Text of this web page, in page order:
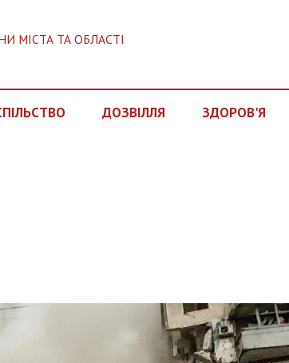
МІСТА ТА ОБЛАСТІ
ДОЗВІЛЛЯ ЗДОРОВ'Я